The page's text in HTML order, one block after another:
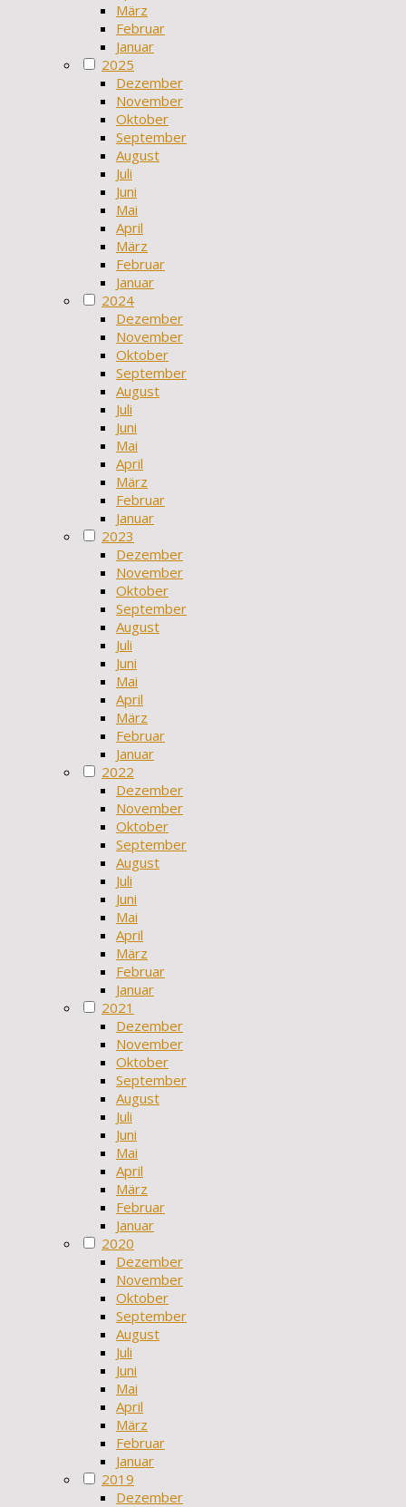
März
Februar
Januar
2025
Dezember
November
Oktober
September
August
Juli
Juni
Mai
April
März
Februar
Januar
2024
Dezember
November
Oktober
September
August
Juli
Juni
Mai
April
März
Februar
Januar
2023
Dezember
November
Oktober
September
August
Juli
Juni
Mai
April
März
Februar
Januar
2022
Dezember
November
Oktober
September
August
Juli
Juni
Mai
April
März
Februar
Januar
2021
Dezember
November
Oktober
September
August
Juli
Juni
Mai
April
März
Februar
Januar
2020
Dezember
November
Oktober
September
August
Juli
Juni
Mai
April
März
Februar
Januar
2019
Dezember